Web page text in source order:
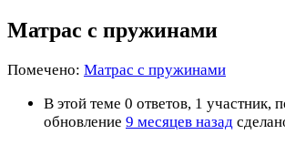
Матрас с пружинами
Помечено: Матрас с пружинами
В этой теме 0 ответов, 1 участник,
обновление 9 месяцев назад